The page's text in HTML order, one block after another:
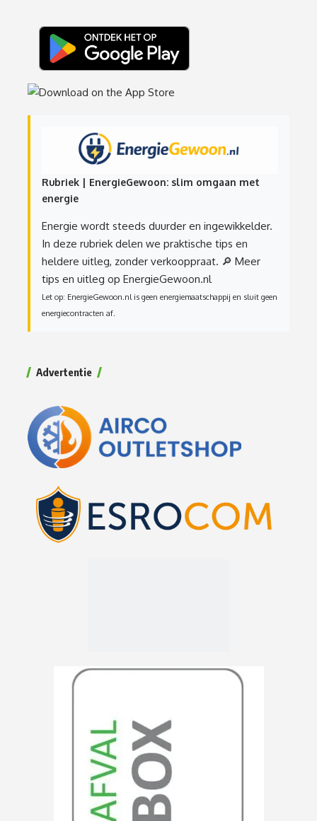
Rubriek | EnergieGewoon: slim omgaan met
energie
Energie wordt steeds duurder en ingewikkelder.
In deze rubriek delen we praktische tips en
heldere uitleg, zonder verkooppraat. 🔎 Meer
tips en uitleg op EnergieGewoon.nl
Let op: EnergieGewoon.nl is geen energiemaatschappij en sluit geen
energiecontracten af.
Advertentie